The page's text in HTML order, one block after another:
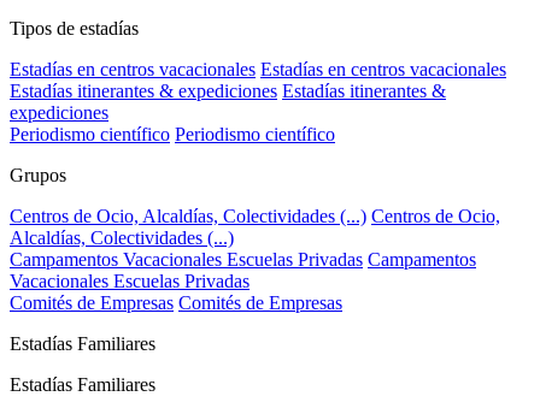
Tipos de estadías
Estadías en centros vacacionales Estadías en centros vacacionales
Estadías itinerantes & expediciones Estadías itinerantes &
expediciones
Periodismo científico Periodismo científico
Grupos
Centros de Ocio, Alcaldías, Colectividades (...) Centros de Ocio,
Alcaldías, Colectividades (...)
Campamentos Vacacionales Escuelas Privadas Campamentos
Vacacionales Escuelas Privadas
Comités de Empresas Comités de Empresas
Estadías Familiares
Estadías Familiares